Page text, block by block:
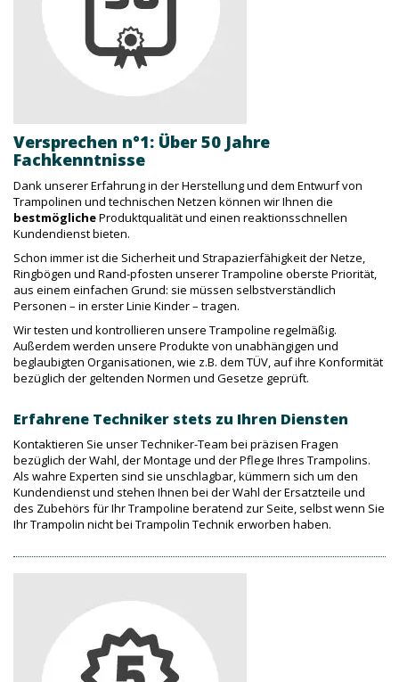
Versprechen n°1: Über 50 Jahre
Fachkenntnisse
Dank unserer Erfahrung in der Herstellung und dem Entwurf von
Trampolinen und technischen Netzen können wir Ihnen die
bestmöglicheProduktqualität und einen reaktionsschnellen
Kundendienst bieten.
Schon immer ist die Sicherheit und Strapazierfähigkeit der Netze,
Ringbögen und Rand-pfosten unserer Trampoline oberste Priorität,
aus einem einfachen Grund: sie müssen selbstverständlich
Personen – in erster Linie Kinder – tragen.
Wir testen und kontrollieren unsere Trampoline regelmäßig.
Außerdem werden unsere Produkte von unabhängigen und
beglaubigten Organisationen, wie z.B. dem TÜV, auf ihre Konformität
bezüglich der geltenden Normen und Gesetze geprüft.
Erfahrene Techniker stets zu Ihren Diensten
Kontaktieren Sie unser Techniker-Team bei präzisen Fragen
bezüglich der Wahl, der Montage und der Pflege Ihres Trampolins.
Als wahre Experten sind sie unschlagbar, kümmern sich um den
Kundendienst und stehen Ihnen bei der Wahl der Ersatzteile und
des Zubehörs für Ihr Trampoline beratend zur Seite, selbst wenn Sie
Ihr Trampolin nicht bei Trampolin Technik erworben haben.